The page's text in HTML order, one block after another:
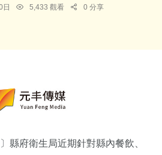
日 5,433 觀看 0 分享
縣府衛生局近期針對縣內餐飲、